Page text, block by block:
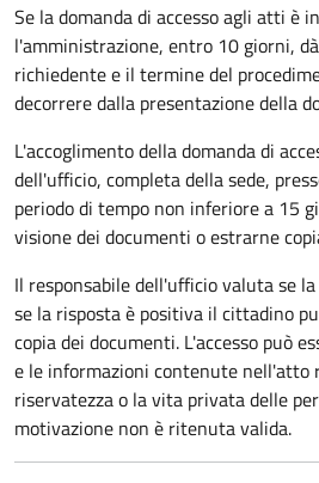
Se la domanda di accesso agli atti è
l'amministrazione, entro 10 giorni,
richiedente e il termine del
decorrere dalla presentazione della
L'accoglimento della domanda di
dell'ufficio, completa della sede,
periodo di tempo non inferiore a 15
visione dei documenti o estrarne
Il responsabile dell'ufficio valuta se
se la risposta è positiva il cittadino
copia dei documenti. L'accesso può
e le informazioni contenute nell'atto
riservatezza o la vita privata delle
motivazione non è ritenuta valida.